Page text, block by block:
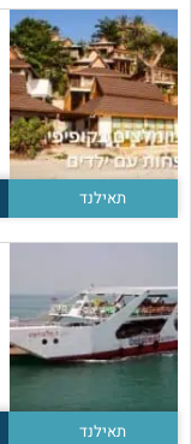
תאילנד
תאילנד